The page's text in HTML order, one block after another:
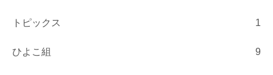
トピックス 1
ひよこ組 9